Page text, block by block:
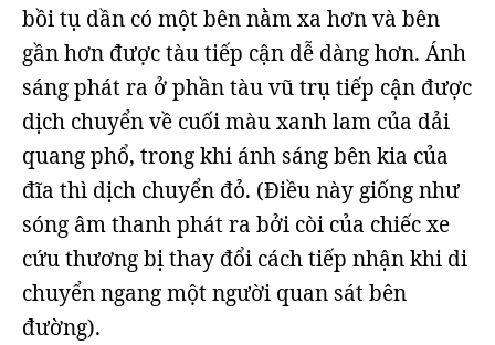
bồi tụ dần có một bên nằm xa hơn và bên
gần hơn được tàu tiếp cận dễ dàng hơn. Ánh
sáng phát ra ở phần tàu vũ trụ tiếp cận được
dịch chuyển về cuối màu xanh lam của dải
quang phổ, trong khi ánh sáng bên kia của
đĩa thì dịch chuyển đỏ. (Điều này giống như
sóng âm thanh phát ra bởi còi của chiếc xe
cứu thương bị thay đổi cách tiếp nhận khi di
chuyển ngang một người quan sát bên
đường).